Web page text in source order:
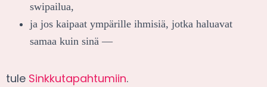
swipailua,
ja jos kaipaat ympärille ihmisiä, jotka haluavat
samaa kuin sinä —
tule Sinkkutapahtumiin.